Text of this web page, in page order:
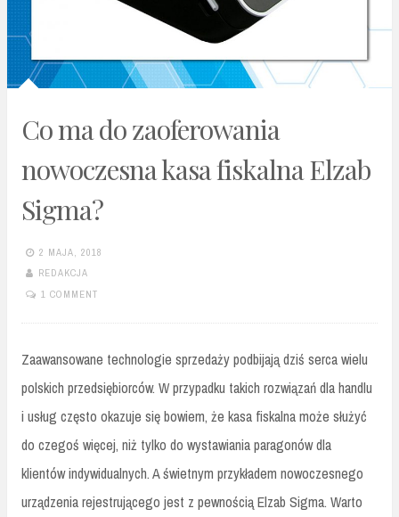
Co ma do zaoferowania
nowoczesna kasa fiskalna Elzab
Sigma?
2 MAJA, 2018
REDAKCJA
1 COMMENT
Zaawansowane technologie sprzedaży podbijają dziś serca wielu
polskich przedsiębiorców. W przypadku takich rozwiązań dla handlu
i usług często okazuje się bowiem, że kasa fiskalna może służyć
do czegoś więcej, niż tylko do wystawiania paragonów dla
klientów indywidualnych. A świetnym przykładem nowoczesnego
urządzenia rejestrującego jest z pewnością Elzab Sigma. Warto